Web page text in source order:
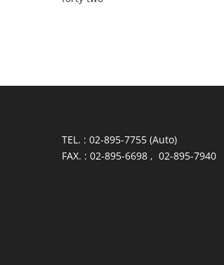
TEL. : 02-895-7755 (Auto)
FAX. : 02-895-6698 , 02-895-7940